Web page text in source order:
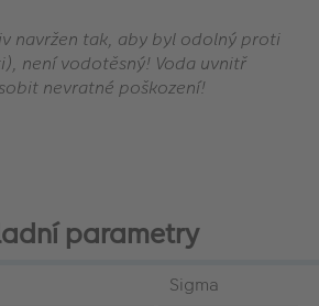
navržen tak, aby byl odolný proti
není vodotěsný! Voda uvnitř
nevratné poškození!
parametry
Sigma